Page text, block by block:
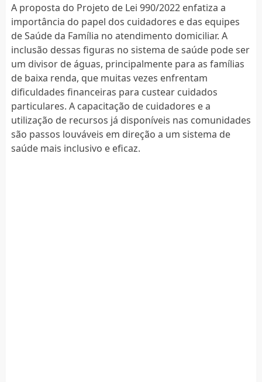
A proposta do Projeto de Lei 990/2022 enfatiza a
importância do papel dos cuidadores e das equipes
de Saúde da Família no atendimento domiciliar. A
inclusão dessas figuras no sistema de saúde pode ser
um divisor de águas, principalmente para as famílias
de baixa renda, que muitas vezes enfrentam
dificuldades financeiras para custear cuidados
particulares. A capacitação de cuidadores e a
utilização de recursos já disponíveis nas comunidades
são passos louváveis em direção a um sistema de
saúde mais inclusivo e eficaz.